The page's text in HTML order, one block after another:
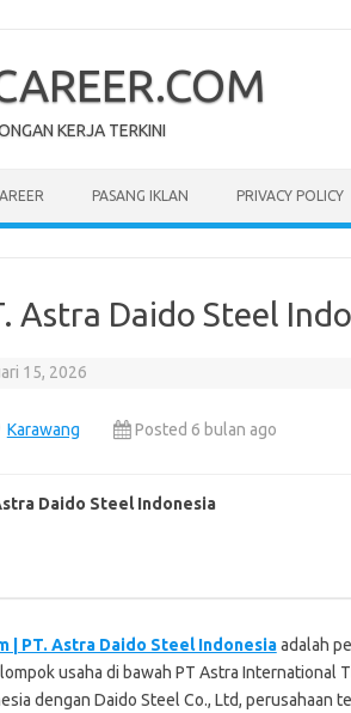
KERJA TERKINI
PASANG IKLAN PRIVACY POLICY
Astra Daido Steel
15, 2026
Karawang Posted 6 bulan ago
Daido Steel Indonesia
| PT. Astra Daido Steel Indonesiaadalah
usaha di bawah PT Astra International
dengan Daido Steel Co., Ltd, perusahaan